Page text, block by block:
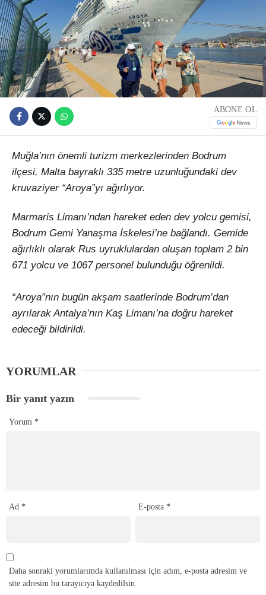
ABONE OL
Muğla’nın önemli turizm merkezlerinden Bodrum
ilçesi, Malta bayraklı 335 metre uzunluğundaki dev
kruvaziyer “Aroya”yı ağırlıyor.
Marmaris Limanı’ndan hareket eden dev yolcu gemisi,
Bodrum Gemi Yanaşma İskelesi’ne bağlandı. Gemide
ağırlıklı olarak Rus uyruklulardan oluşan toplam 2 bin
671 yolcu ve 1067 personel bulunduğu öğrenildi.
“Aroya”nın bugün akşam saatlerinde Bodrum’dan
ayrılarak Antalya’nın Kaş Limanı’na doğru hareket
edeceği bildirildi.
YORUMLAR
Bir yanıt yazın
Yorum *
Ad * E-posta *
Daha sonraki yorumlarımda kullanılması için adım, e-posta adresim ve
site adresim bu tarayıcıya kaydedilsin.